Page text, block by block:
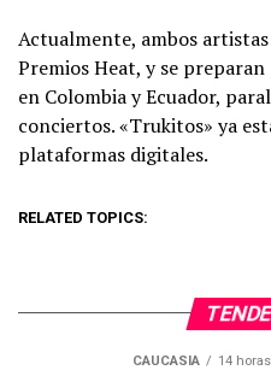
Actualmente, ambos
Premios Heat, y se
en Colombia y Ecuador,
conciertos. «Trukitos» ya
plataformas digitales.
RELATED TOPICS:
CAUCASIA 14